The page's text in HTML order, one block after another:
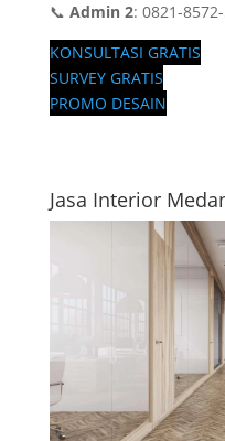
📞 Admin 2: 0821-
KONSULTASI GRATIS
SURVEY GRATIS
PROMO DESAIN
Jasa Interior